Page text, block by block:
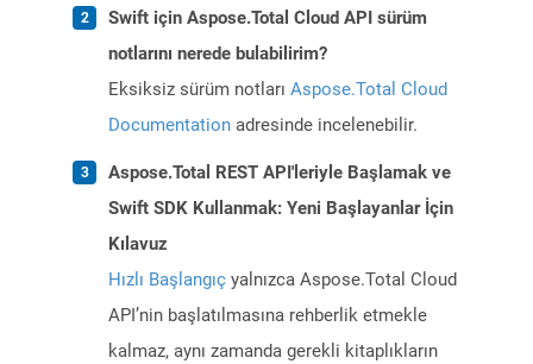
Swift için Aspose.Total Cloud API sürüm
notlarını nerede bulabilirim?
Eksiksiz sürüm notları Aspose.Total Cloud
Documentation adresinde incelenebilir.
Aspose.Total REST API'leriyle Başlamak ve
Swift SDK Kullanmak: Yeni Başlayanlar İçin
Kılavuz
Hızlı Başlangıç yalnızca Aspose.Total Cloud
API’nin başlatılmasına rehberlik etmekle
kalmaz, aynı zamanda gerekli kitaplıkların